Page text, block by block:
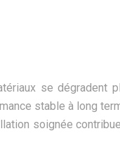
se dégradent
stable à long
soignée